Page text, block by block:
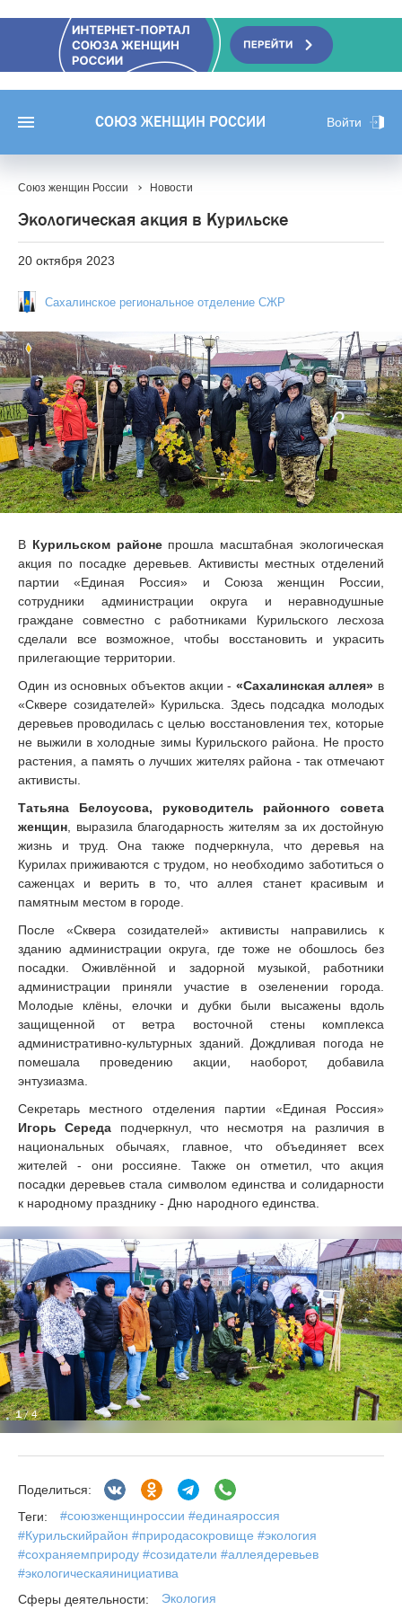
СОЮЗ ЖЕНЩИН РОССИИ Войти
Союз женщин России Новости
Экологическая акция в Курильске
20 октября 2023
Сахалинское региональное отделение СЖР
В Курильском районепрошла масштабная экологическая
акция по посадке деревьев. Активисты местных отделений
партии «Единая Россия» и Союза женщин России,
сотрудники администрации округа и неравнодушные
граждане совместно с работниками Курильского лесхоза
сделали все возможное, чтобы восстановить и украсить
прилегающие территории.
Один из основных объектов акции - «Сахалинская аллея» в
«Сквере созидателей» Курильска. Здесь подсадка молодых
деревьев проводилась с целью восстановления тех, которые
не выжили в холодные зимы Курильского района. Не просто
растения, а память о лучших жителях района - так отмечают
активисты.
Татьяна Белоусова, руководитель районного совета
женщин , выразила благодарность жителям за их достойную
жизнь и труд. Она также подчеркнула, что деревья на
Курилах приживаются с трудом, но необходимо заботиться о
саженцах и верить в то, что аллея станет красивым и
памятным местом в городе.
После «Сквера созидателей» активисты направились к
зданию администрации округа, где тоже не обошлось без
посадки. Оживлённой и задорной музыкой, работники
администрации приняли участие в озеленении города.
Молодые клёны, елочки и дубки были высажены вдоль
защищенной от ветра восточной стены комплекса
административно-культурных зданий. Дождливая погода не
помешала проведению акции, наоборот, добавила
энтузиазма.
Секретарь местного отделения партии «Единая Россия»
Игорь Середа подчеркнул, что несмотря на различия в
национальных обычаях, главное, что объединяет всех
жителей - они россияне. Также он отметил, что акция
посадки деревьев стала символом единства и солидарности
к народному празднику - Дню народного единства.
1/ 4
Поделиться:
Теги:
#союзженщинроссии #единаяроссия
#Курильскийрайон #природасокровище #экология
#сохраняемприроду #созидатели #аллеядеревьев
#экологическаяинициатива
Сферы деятельности:
Экология